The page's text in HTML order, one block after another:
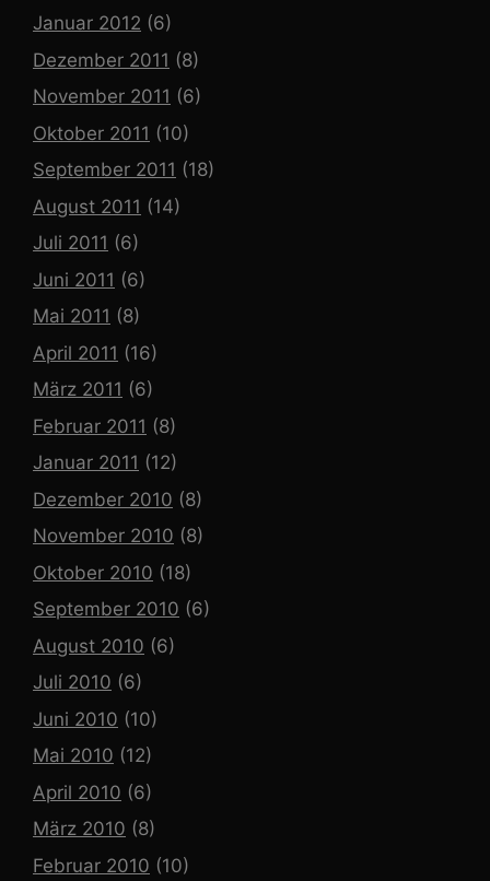
Januar 2012 (6)
Dezember 2011 (8)
November 2011 (6)
Oktober 2011 (10)
September 2011 (18)
August 2011 (14)
Juli 2011 (6)
Juni 2011 (6)
Mai 2011 (8)
April 2011 (16)
März 2011 (6)
Februar 2011 (8)
Januar 2011 (12)
Dezember 2010 (8)
November 2010 (8)
Oktober 2010 (18)
September 2010 (6)
August 2010 (6)
Juli 2010 (6)
Juni 2010 (10)
Mai 2010 (12)
April 2010 (6)
März 2010 (8)
Februar 2010 (10)